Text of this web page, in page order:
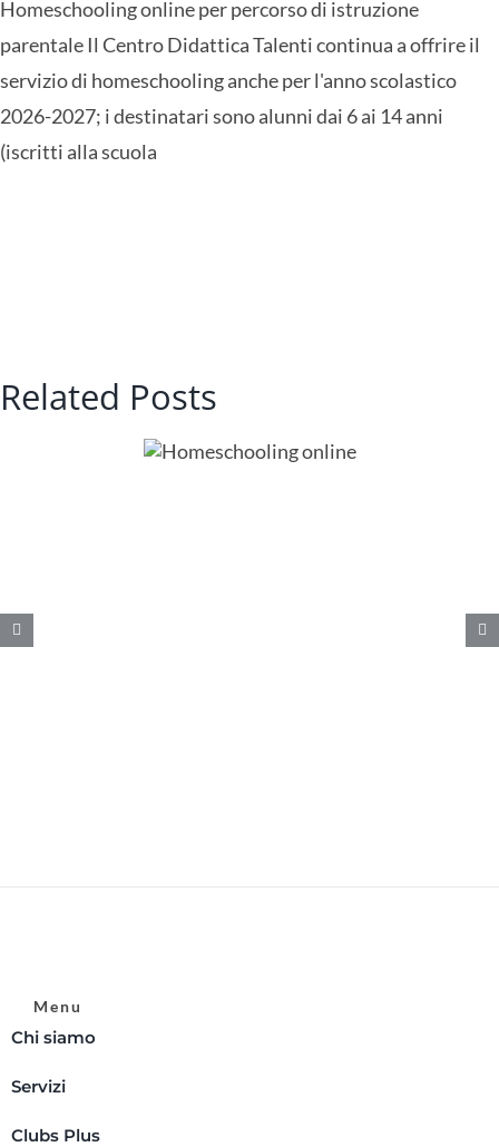
online
Homeschooling online per percorso di istruzione
parentale Il Centro Didattica Talenti continua a offrire il
servizio di homeschooling anche per l'anno scolastico
2026-2027; i destinatari sono alunni dai 6 ai 14 anni
(iscritti alla scuola
Related Posts
Menu
Chi siamo
Servizi
Clubs Plus